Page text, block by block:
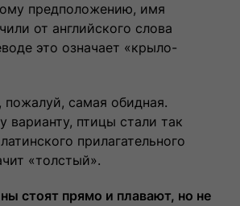
предположению, имя
от английского слова
это означает «крыло-
пожалуй, самая обидная.
варианту, птицы стали так
прилагательного
«толстый».
стоят прямо и плавают, но не